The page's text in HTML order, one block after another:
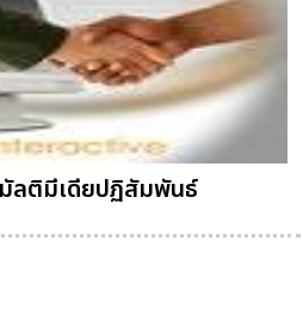
ลติมีเดียปฏิสัมพันธ์